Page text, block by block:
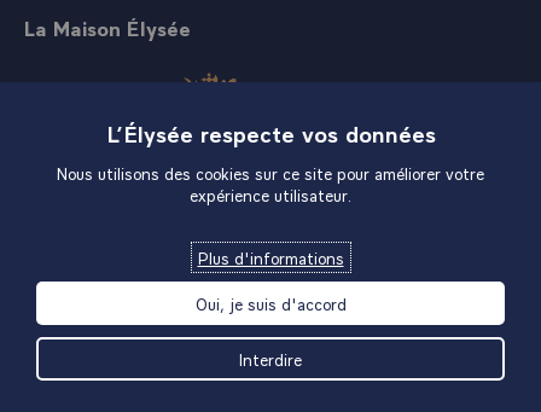
La Maison Élysée
L’Élysée respecte vos données
Nous utilisons des cookies sur ce site pour améliorer votre
expérience utilisateur.
Plus d'informations
Oui, je suis d'accord
Interdire